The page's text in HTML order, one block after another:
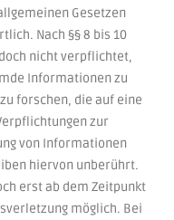
Gesetzen
Nach §§ 8 bis 10
nicht verpflichtet,
Informationen zu
forschen, die auf eine
zur
von Informationen
hiervon unberührt.
erst ab dem Zeitpunkt
möglich. Bei